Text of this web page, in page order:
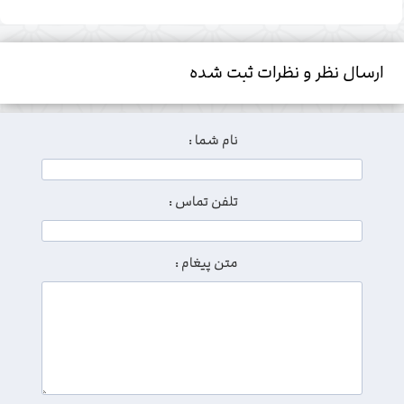
ارسال نظر و نظرات ثبت شده
نام شما :
تلفن تماس :
متن پیغام :